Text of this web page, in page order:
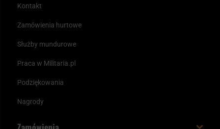
Kontakt
Zamówienia hurtowe
Służby mundurowe
Praca w Militaria.pl
Podziękowania
Nagrody